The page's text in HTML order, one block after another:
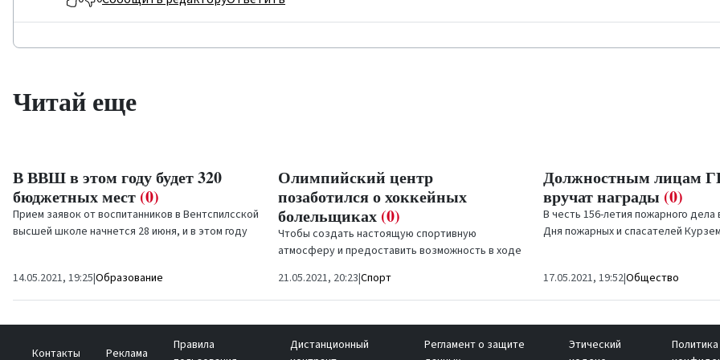
Читай еще
В ВВШ в этом году будет 320
бюджетных мест (0)
Прием заявок от воспитанников в Вентспилсской
высшей школе начнется 28 июня, и в этом году
14.05.2021, 19:25|Образование
Олимпийский центр
позаботился о хоккейных
болельщиках (0)
Чтобы создать настоящую спортивную
атмосферу и предоставить возможность в ходе
21.05.2021, 20:23|Спорт
Должностным лицам
вручат награды (0)
В честь 156-летия пожарного дела
Дня пожарных и спасателей
17.05.2021, 19:52|Общество
Контакты Реклама
Правила
Дистанционный
Регламент о защите
Этический
Политика